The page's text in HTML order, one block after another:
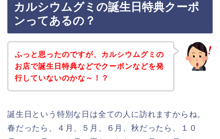
カルシウムグミの誕生日特典クーポ
ンってあるの？
ふっと思ったのですが、カルシウムグミの
お店で誕生日特典などでクーポンなどを発
行していないのかな～！？
誕生日という特別な日は全ての人に訪れますからね。
春だったら、４月、５月、６月、秋だったら、１０